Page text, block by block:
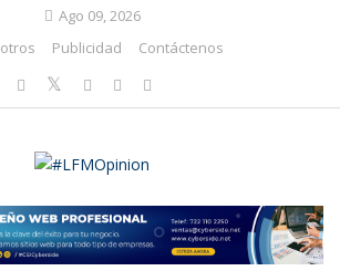
Ago 09, 2026
Publicidad Contáctenos